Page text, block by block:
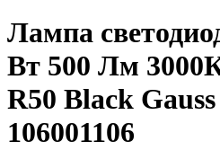
Лампа
Вт 500 Лм
R50 Black
106001106